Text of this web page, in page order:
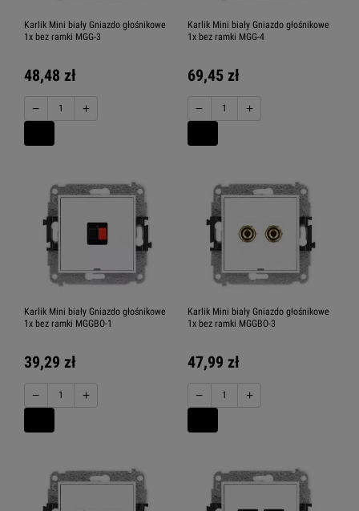
Karlik Mini biały Gniazdo głośnikowe
1x bez ramki MGG-3
48,48 zł
− +
Karlik Mini biały Gniazdo głośnikowe
1x bez ramki MGG-4
69,45 zł
− +
Karlik Mini biały Gniazdo głośnikowe
1x bez ramki MGGBO-1
39,29 zł
− +
Karlik Mini biały Gniazdo głośnikowe
1x bez ramki MGGBO-3
47,99 zł
− +